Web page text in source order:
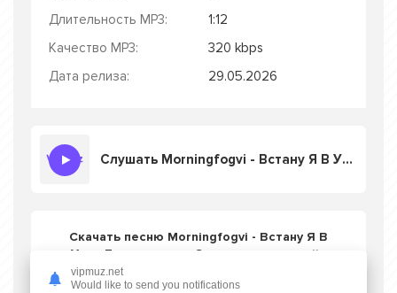
Длительность MP3:
1:12
Качество MP3:
320 kbps
Дата релиза:
29.05.2026
Слушать Morningfogvi - Встану Я В Утро Туманное
Скачать песню Morningfogvi - Встану Я В
Утро Туманное
в mp3 или слушать онлайн
vipmuz.net
Would like to send you notifications